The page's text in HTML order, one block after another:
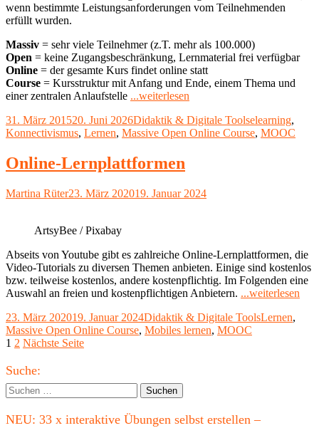
wenn bestimmte Leistungsanforderungen vom Teilnehmenden
erfüllt wurden.
Massiv = sehr viele Teilnehmer (z.T. mehr als 100.000)
Open = keine Zugangsbeschränkung, Lernmaterial frei verfügbar
Online = der gesamte Kurs findet online statt
Course = Kursstruktur mit Anfang und Ende, einem Thema und
einer zentralen Anlaufstelle ...weiterlesen
Open
Online
im
Veröffentlicht
am
31. März 201520. Juni 2026Kategorien
Didaktik & Digitale ToolsSchlagwörter
elearning,
Konnectivismus, Lernen, Massive Open Online Course, MOOC
Online-Lernplattformen
Autor
Martina RüterVeröffentlicht
23. März 202019. Januar 2024
ArtsyBee / Pixabay
Abseits von Youtube gibt es zahlreiche Online-Lernplattformen, die
Video-Tutorials zu diversen Themen anbieten. Einige sind kostenlos
bzw. teilweise kostenlos, andere kostenpflichtig. Im Folgenden eine
Auswahl an freien und kostenpflichtigen Anbietern. ...weiterlesen
Veröffentlicht
am
23. März 202019. Januar 2024Kategorien
Didaktik & Digitale ToolsSchlagwörter
Lernen,
Massive Open Online Course, Mobiles lernen, MOOC
Seitennummerierung
der
Beiträge
Seite
1 Seite
2 Nächste Seite
Haupt-
Seitenleiste
Suche:
Suchen
nach:
NEU: 33 x interaktive Übungen selbst erstellen –